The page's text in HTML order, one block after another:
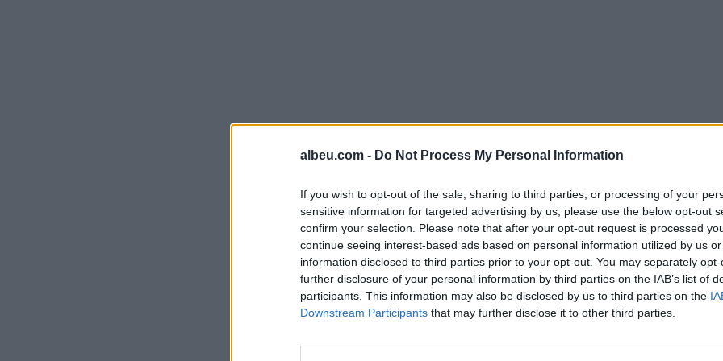
albeu.com - Do Not Process My Personal Information
If you wish to opt-out of the sale, sharing to third parties, or processing of your
sensitive information for targeted advertising by us, please use the below opt-out
confirm your selection. Please note that after your opt-out request is processed
continue seeing interest-based ads based on personal information utilized by us
information disclosed to third parties prior to your opt-out. You may separately
further disclosure of your personal information by third parties on the IAB’s list of
participants. This information may also be disclosed by us to third parties on the
Downstream Participants that may further disclose it to other third parties.